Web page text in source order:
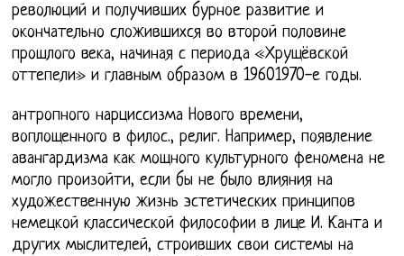
революций и получивших бурное развитие и
окончательно сложившихся во второй половине
прошлого века, начиная с периода «Хрущёвской
оттепели» и главным образом в 19601970-е годы.
антропного нарциссизма Нового времени,
воплощенного в филос., религ. Например, появление
авангардизма как мощного культурного феномена не
могло произойти, если бы не было влияния на
художественную жизнь эстетических принципов
немецкой классической философии в лице И. Канта и
других мыслителей, строивших свои системы на